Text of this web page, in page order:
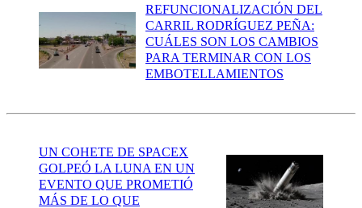
REFUNCIONALIZACIÓN DEL
CARRIL RODRÍGUEZ PEÑA:
CUÁLES SON LOS CAMBIOS
PARA TERMINAR CON LOS
EMBOTELLAMIENTOS
UN COHETE DE SPACEX
GOLPEÓ LA LUNA EN UN
EVENTO QUE PROMETIÓ
MÁS DE LO QUE